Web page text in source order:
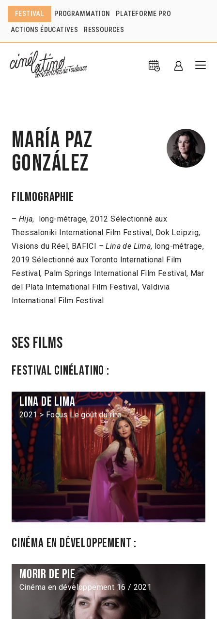
FESTIVAL PROGRAMMATION PLATEFORME PRO
ACTIONS ÉDUCATIVES RESSOURCES
María Paz
González
Filmographie
– Hija, long-métrage, 2012 Sélectionné aux
Thessaloniki International Film Festival, Dok Leipzig,
Visions du Réel, BAFICI – Lina de Lima, long-métrage,
2019 Sélectionné aux Toronto International Film
Festival, Palm Springs International Film Festival, Mar
del Plata International Film Festival, Valdivia
International Film Festival
Ses films
Festival Cinélatino :
Lina de Lima
2021 > Focus Le goût du rire
Cinéma en développement :
Morir de pie
Cinéma en développement 16 / 2021